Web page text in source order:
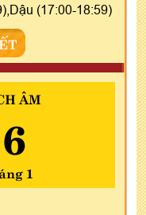
(17:00-18:59)
ÂM
1